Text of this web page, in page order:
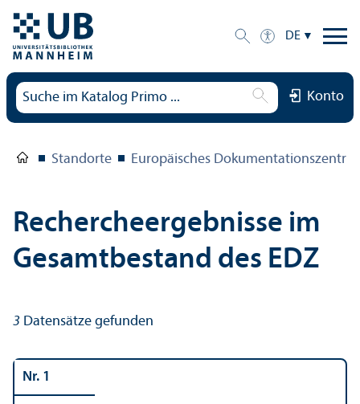
DE
Konto
Standorte Europäisches
Rechercheergebnisse im
Gesamtbestand des EDZ
3 Datensätze gefunden
Nr. 1